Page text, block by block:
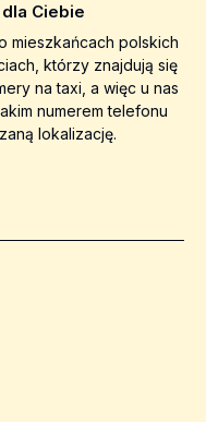
Ciebie
mieszkańcach polskich
którzy znajdują się
na taxi, a więc u nas
numerem telefonu
lokalizację.